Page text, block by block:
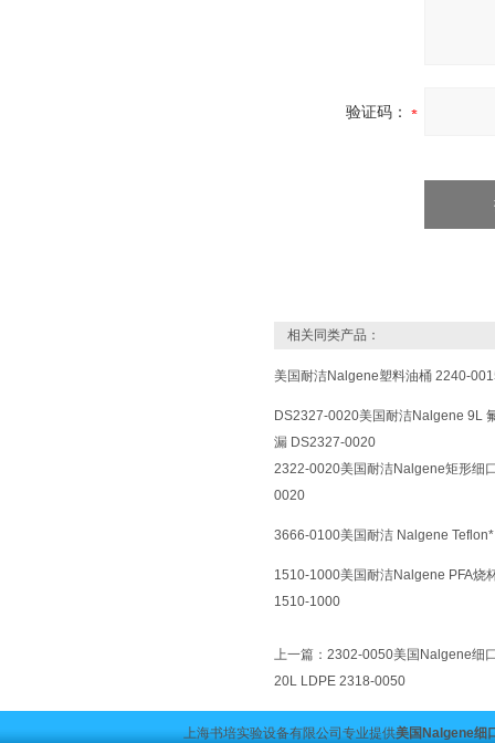
验证码：
相关同类产品：
美国耐洁Nalgene塑料油桶 2240-
DS2327-0020美国耐洁Nalgene 9L
漏 DS2327-0020
2322-0020美国耐洁Nalgene矩形细
0020
3666-0100美国耐洁 Nalgene
1510-1000美国耐洁Nalgene PFA烧
1510-1000
上一篇： 2302-0050美国Nalgene细
20L LDPE 2318-0050
上海书培实验设备有限公司专业提供美国Nalgene细